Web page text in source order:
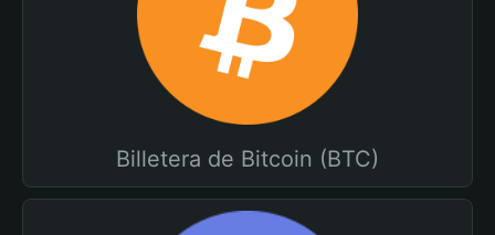
Billetera de Bitcoin (BTC)